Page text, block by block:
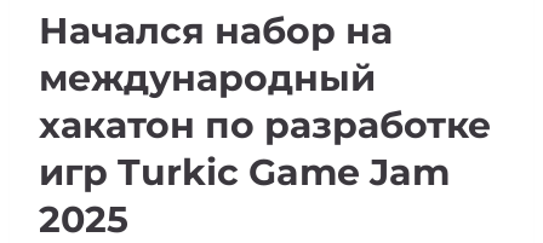
Начался набор на
международный
хакатон по разработке
игр Turkic Game Jam
2025